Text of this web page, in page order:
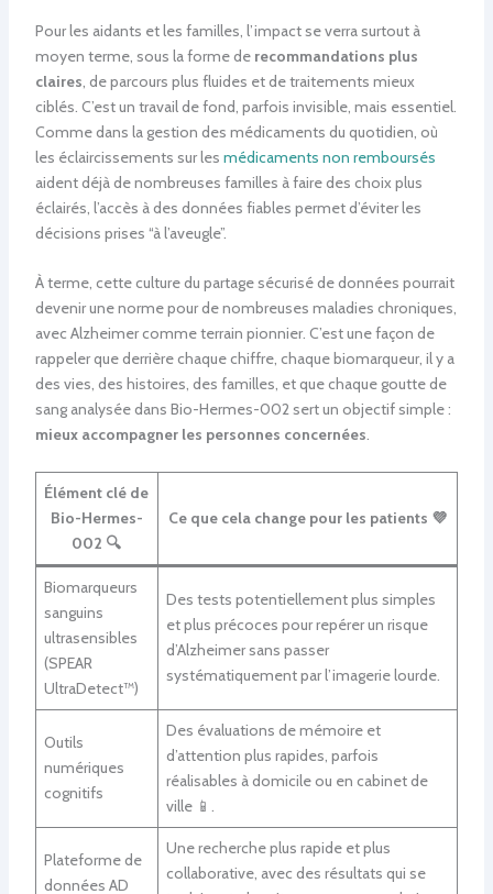
Pour les aidants et les familles, l’impact se verra surtout à
moyen terme, sous la forme de recommandations plus
claires , de parcours plus fluides et de traitements mieux
ciblés. C’est un travail de fond, parfois invisible, mais essentiel.
Comme dans la gestion des médicaments du quotidien, où
les éclaircissements sur les médicaments non remboursés
aident déjà de nombreuses familles à faire des choix plus
éclairés, l’accès à des données fiables permet d’éviter les
décisions prises “à l’aveugle”.
À terme, cette culture du partage sécurisé de données pourrait
devenir une norme pour de nombreuses maladies chroniques,
avec Alzheimer comme terrain pionnier. C’est une façon de
rappeler que derrière chaque chiffre, chaque biomarqueur, il y a
des vies, des histoires, des familles, et que chaque goutte de
sang analysée dans Bio-Hermes-002 sert un objectif simple :
mieux accompagner les personnes concernées.
Élément clé de
Bio-Hermes-
002 🔍
Ce que cela change pour les patients 💜
Biomarqueurs
sanguins
ultrasensibles
(SPEAR
UltraDetect™)
Des tests potentiellement plus simples
et plus précoces pour repérer un risque
d’Alzheimer sans passer
systématiquement par l’imagerie lourde.
Outils
numériques
cognitifs
Des évaluations de mémoire et
d’attention plus rapides, parfois
réalisables à domicile ou en cabinet de
ville 📱.
Plateforme de
données AD
Une recherche plus rapide et plus
collaborative, avec des résultats qui se